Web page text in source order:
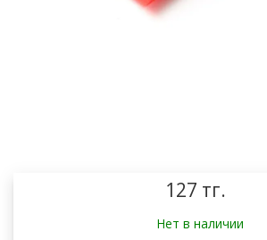
127 тг.
Нет в наличии